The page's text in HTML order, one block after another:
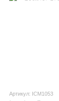
Артикул: ICM1053